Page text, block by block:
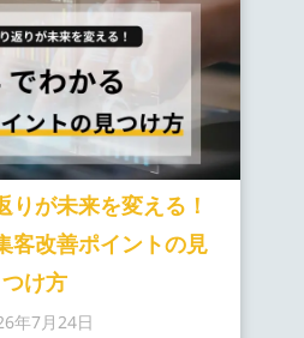
りが未来を変える！
客改善ポイントの見
つけ方
年7月24日